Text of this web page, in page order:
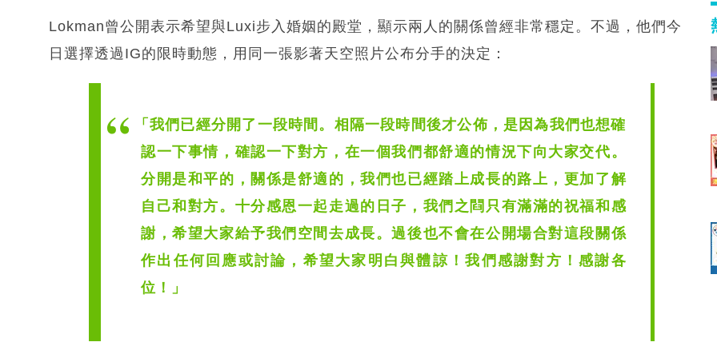
Lokman曾公開表示希望與Luxi步入婚姻的殿堂，顯示兩人的關係曾經非常穩定。不過，他們今
日選擇透過IG的限時動態，用同一張影著天空照片公布分手的決定：
「我們已經分開了一段時間。相隔一段時間後才公佈，是因為我們也想確
認一下事情，確認一下對方，在一個我們都舒適的情況下向大家交代。
分開是和平的，關係是舒適的，我們也已經踏上成長的路上，更加了解
自己和對方。十分感恩一起走過的日子，我們之閰只有滿滿的祝福和感
謝，希望大家給予我們空間去成長。過後也不會在公開場合對這段關係
作出任何回應或討論，希望大家明白與體諒！我們感謝對方！感謝各
位！」